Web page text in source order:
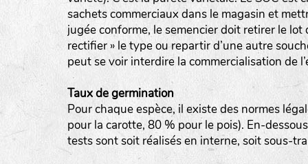
sachets commerciaux dans le magasin et
jugée conforme, le semencier doit retirer le
rectifier » le type ou repartir d’une autre
peut se voir interdire la commercialisation de
Taux de germination
Pour chaque espèce, il existe des normes
pour la carotte, 80 % pour le pois). En-
tests sont soit réalisés en interne, soit sous-